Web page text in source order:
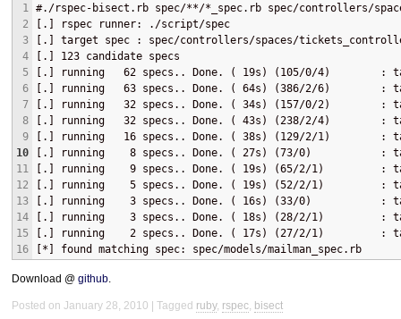
1
2
3
4
5
6
7
8
9
10
11
12
13
14
15
16
#./rspec-bisect.rb spec/**/*_spec.rb spec/controllers/
[.] rspec runner: ./script/spec
[.] target spec : spec/controllers/spaces/
[.] 123 candidate specs
[.] running   62 specs.. Done. ( 19s) (105/0/4)        :
[.] running   63 specs.. Done. ( 64s) (386/2/6)        :
[.] running   32 specs.. Done. ( 34s) (157/0/2)        :
[.] running   32 specs.. Done. ( 43s) (238/2/4)        :
[.] running   16 specs.. Done. ( 38s) (129/2/1)        :
[.] running    8 specs.. Done. ( 27s) (73/0)           :
[.] running    9 specs.. Done. ( 19s) (65/2/1)         :
[.] running    5 specs.. Done. ( 19s) (52/2/1)         :
[.] running    3 specs.. Done. ( 16s) (33/0)           :
[.] running    3 specs.. Done. ( 18s) (28/2/1)         :
[.] running    2 specs.. Done. ( 17s) (27/2/1)         :
[*] found matching spec: spec/models/mailman_spec.rb
Download @ github.
Posted on January 28, 2010 Tagged ruby, rspec, bisect